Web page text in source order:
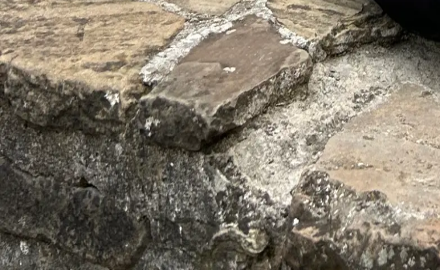
Email
Timișoara, România
Utile
Locații
Servicii
Evenimente
Despre
Contact
Beneficii
Termeni & Politici
Termeni și condiții
Politica de confidențialitate
Politica cookie